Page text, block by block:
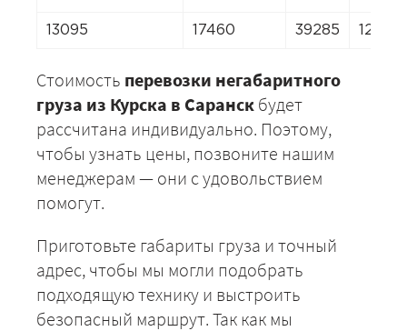
13095 17460 39285 12222
Стоимость перевозки негабаритного
груза из Курска в Саранск будет
рассчитана индивидуально. Поэтому,
чтобы узнать цены, позвоните нашим
менеджерам — они с удовольствием
помогут.
Приготовьте габариты груза и точный
адрес, чтобы мы могли подобрать
подходящую технику и выстроить
безопасный маршрут. Так как мы